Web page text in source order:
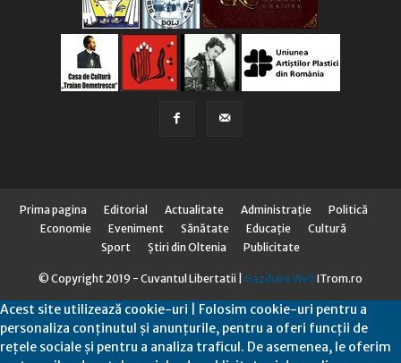
Prima pagina Editorial Actualitate Administraţie
Politică
Economie
Eveniment Sănătate Educaţie
Cultură
Sport
Știri din Oltenia Publicitate
© Copyright 2019 - Cuvantul Libertatii | Gazduire Web ITrom.ro
Acest site utilizează cookie-uri | Folosim cookie-uri pentru a
personaliza conținutul și anunțurile, pentru a oferi funcții de
rețele sociale și pentru a analiza traficul. De asemenea, le oferim